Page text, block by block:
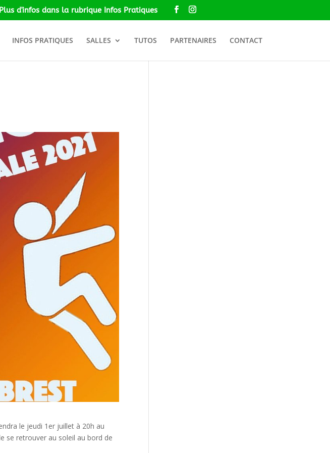
d'infos dans la rubrique Infos Pratiques
INFOS PRATIQUES SALLES TUTOS PARTENAIRES CONTACT
le jeudi 1er juillet à 20h au
se retrouver au soleil au bord de